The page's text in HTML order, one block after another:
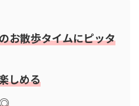
お散歩タイムにピッタ
しめる
◎